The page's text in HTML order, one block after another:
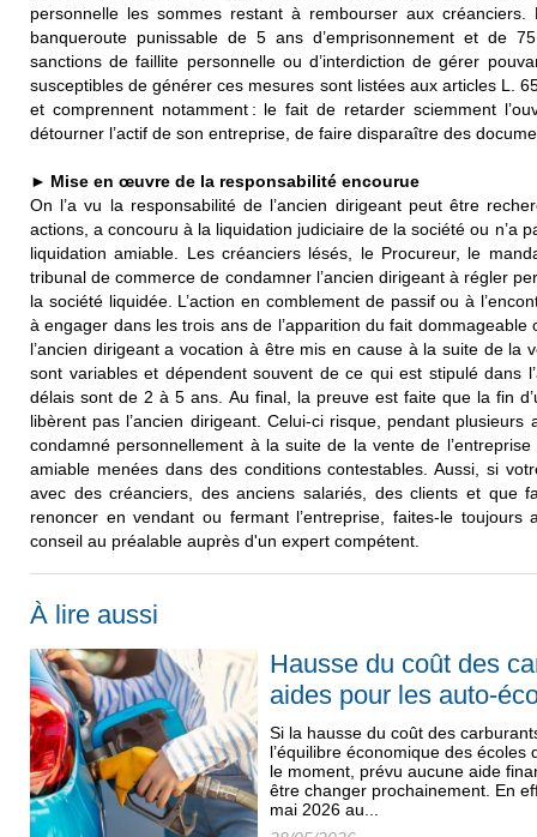
personnelle les sommes restant à rembourser aux
banqueroute punissable de 5 ans d’emprisonnement et de
sanctions de faillite personnelle ou d’interdiction de gérer
susceptibles de générer ces mesures sont listées aux articles L.
et comprennent notamment : le fait de retarder sciemment
détourner l’actif de son entreprise, de faire disparaître des
► Mise en œuvre de la responsabilité encourue
On l’a vu la responsabilité de l’ancien dirigeant peut être
actions, a concouru à la liquidation judiciaire de la société ou n’a
liquidation amiable. Les créanciers lésés, le Procureur, le
tribunal de commerce de condamner l’ancien dirigeant à régler
la société liquidée. L’action en comblement de passif ou à
à engager dans les trois ans de l’apparition du fait
l’ancien dirigeant a vocation à être mis en cause à la suite de la
sont variables et dépendent souvent de ce qui est stipulé dans
délais sont de 2 à 5 ans. Au final, la preuve est faite que la fin
libèrent pas l’ancien dirigeant. Celui-ci risque, pendant plusieurs
condamné personnellement à la suite de la vente de
amiable menées dans des conditions contestables. Aussi, si
avec des créanciers, des anciens salariés, des clients et que
renoncer en vendant ou fermant l’entreprise, faites-le
conseil au préalable auprès d'un expert compétent.
À lire aussi
Hausse du coût des
aides pour les auto-
Si la hausse du coût des
l’équilibre économique des
le moment, prévu aucune aide
être changer prochainement. En
mai 2026 au...